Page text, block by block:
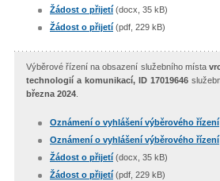
Žádost o přijetí (docx, 35 kB)
Žádost o přijetí (pdf, 229 kB)
Výběrové řízení na obsazení služebního místa
technologií a komunikací, ID 17019646
března 2024
Oznámení o vyhlášení výběrového řízení
Oznámení o vyhlášení výběrového řízení
Žádost o přijetí (docx, 35 kB)
Žádost o přijetí (pdf, 229 kB)